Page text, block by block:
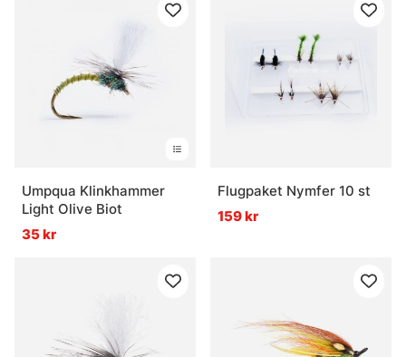
Umpqua Klinkhammer
Light Olive Biot
35 kr
Flugpaket Nymfer 10 st
159 kr